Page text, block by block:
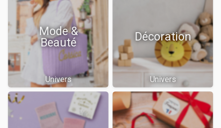
Mode &
Beauté
Univers
Décoration
Univers